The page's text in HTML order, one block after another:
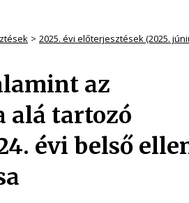
2025. évi előterjesztések (2025.
az
alá tartozó
évi belső